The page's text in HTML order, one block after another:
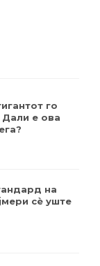
го
е ова
на
​​сè уште